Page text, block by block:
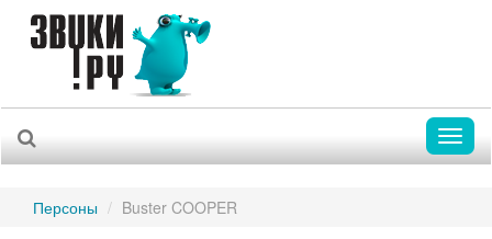
Персоны Buster COOPER